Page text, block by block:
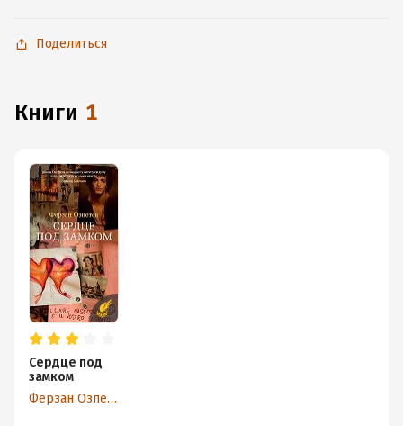
приложение для iOS или Android, чтобы не расставаться
Поделиться
книги 1
Сердце под
замком
Ферзан Озпетек